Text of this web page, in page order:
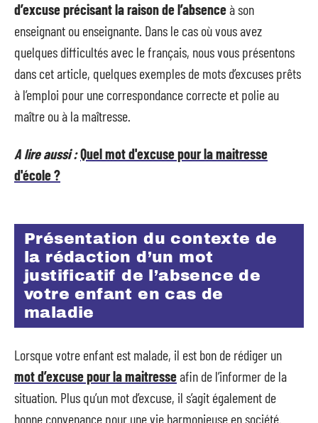
d’excuse précisant la raison de l’absenceà son
enseignant ou enseignante. Dans le cas où vous avez
quelques difficultés avec le français, nous vous présentons
dans cet article, quelques exemples de mots d’excuses prêts
à l’emploi pour une correspondance correcte et polie au
maître ou à la maîtresse.
A lire aussi :Quel mot d'excuse pour la maitresse
d'école ?
Présentation du contexte de
la rédaction d’un mot
justificatif de l’absence de
votre enfant en cas de
maladie
Lorsque votre enfant est malade, il est bon de rédiger un
mot d’excuse pour la maitresseafin de l’informer de la
situation. Plus qu’un mot d’excuse, il s’agit également de
bonne convenance pour une vie harmonieuse en société.